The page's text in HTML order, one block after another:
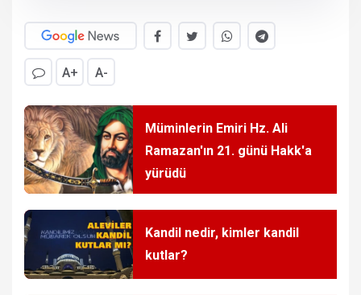
A+ A-
Müminlerin Emiri Hz. Ali
Ramazan'ın 21. günü Hakk'a
yürüdü
Kandil nedir, kimler kandil
kutlar?